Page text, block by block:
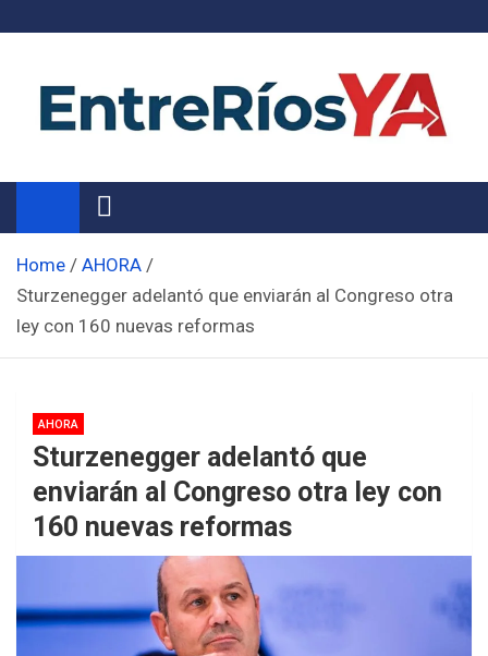
Noticias de Entre Ríos
Información de toda la provincia ahora
Home
AHORA
Sturzenegger adelantó que enviarán al Congreso otra
ley con 160 nuevas reformas
AHORA
Sturzenegger adelantó que
enviarán al Congreso otra ley con
160 nuevas reformas